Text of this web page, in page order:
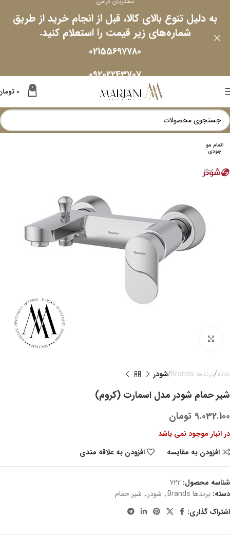
0
0
اتمام مو
جودی
خانه برندها Brands شودر
شیر حمام شودر مدل اسمارت (کروم)
9.032.100 تومان
در انبار موجود نمی باشد
افزودن به مقایسه
افزودن به علاقه مندی
شناسه محصول: 722
دسته: برندها Brands , شودر, شیر حمام
اشتراک گذاری:
به دلیل تنوع بالای کالا، قبل از انجام خرید از طریق
شماره‌های زیر قیمت را استعلام کنید.
02155697780
09202243707